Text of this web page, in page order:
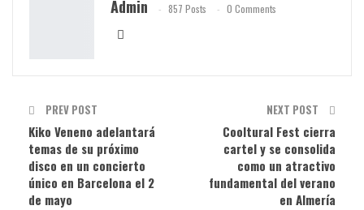
Admin 857 Posts 0 Comments
PREV POST
Kiko Veneno adelantará
temas de su próximo
disco en un concierto
único en Barcelona el 2
de mayo
NEXT POST
Cooltural Fest cierra
cartel y se consolida
como un atractivo
fundamental del verano
en Almería